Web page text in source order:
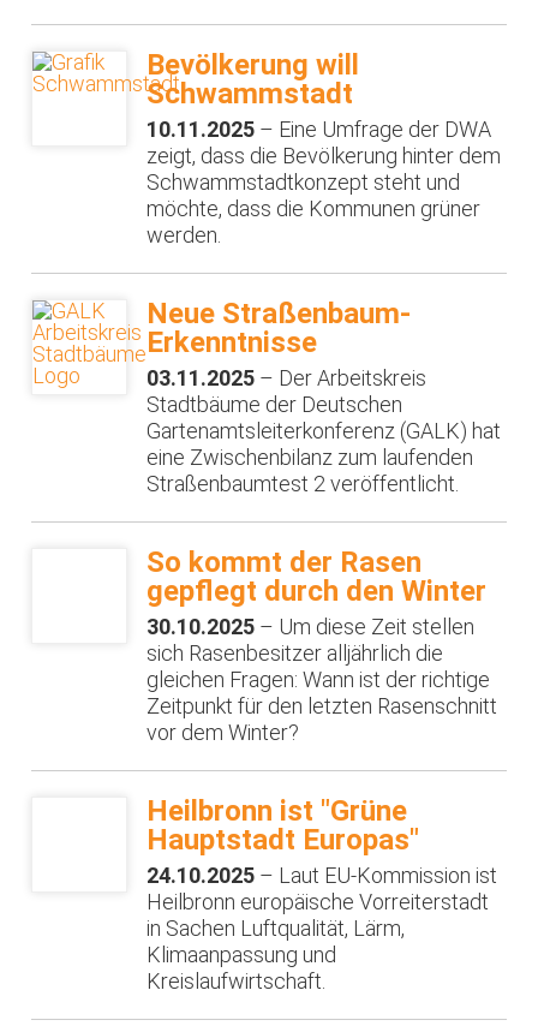
Bevölkerung will
Schwammstadt
10.11.2025 – Eine Umfrage der DWA
zeigt, dass die Bevölkerung hinter dem
Schwammstadtkonzept steht und
möchte, dass die Kommunen grüner
werden.
Neue Straßenbaum-
Erkenntnisse
03.11.2025 – Der Arbeitskreis
Stadtbäume der Deutschen
Gartenamtsleiterkonferenz (GALK) hat
eine Zwischenbilanz zum laufenden
Straßenbaumtest 2 veröffentlicht.
So kommt der Rasen
gepflegt durch den Winter
30.10.2025 – Um diese Zeit stellen
sich Rasenbesitzer alljährlich die
gleichen Fragen: Wann ist der richtige
Zeitpunkt für den letzten Rasenschnitt
vor dem Winter?
Heilbronn ist "Grüne
Hauptstadt Europas"
24.10.2025 – Laut EU-Kommission ist
Heilbronn europäische Vorreiterstadt
in Sachen Luftqualität, Lärm,
Klimaanpassung und
Kreislaufwirtschaft.